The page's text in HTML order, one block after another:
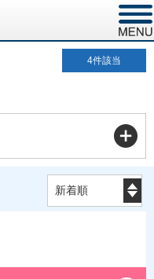
4件該当